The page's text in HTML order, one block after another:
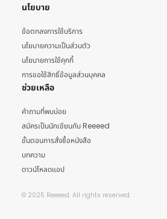
นโยบาย
ข้อตกลงการใช้บริการ
นโยบายความเป็นส่วนตัว
นโยบายการใช้คุกกี้
การขอใช้สิทธิ์ข้อมูลส่วนบุคคล
ช่วยเหลือ
คำถามที่พบบ่อย
สมัครเป็นนักเขียนกับ Reeeed
ขั้นตอนการสั่งซื้อหนังสือ
บทความ
ดาวน์โหลดแอป
© 2025 Reeeed. All rights reserved.